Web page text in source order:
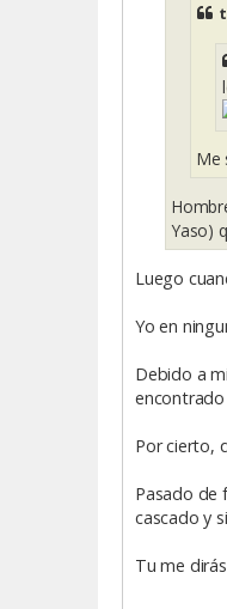
Me
Yaso)
Luego
Yo en
Debido a
encontrado
Por cierto,
Pasado de
cascado y
Tu me